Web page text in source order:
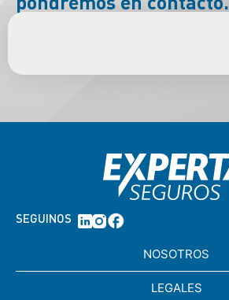
SEGUINOS
NOSOTROS
LEGALES